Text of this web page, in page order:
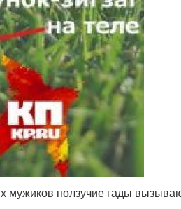
мужиков ползучие гады